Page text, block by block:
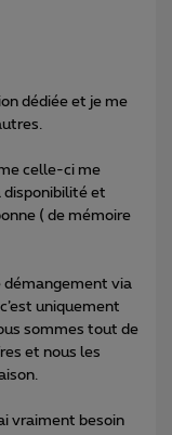
dédiée et je me
celle-ci me
disponibilité et
( de mémoire
démangement via
uniquement
sommes tout de
et nous les
vraiment besoin